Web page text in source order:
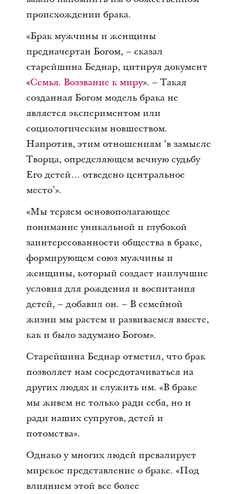
происхождении брака.
«Брак мужчины и женщины
предначертан Богом, – сказал
старейшина Беднар, цитируя документ
«Семья. Воззвание к миру». – Такая
созданная Богом модель брака не
является экспериментом или
социологическим новшеством.
Напротив, этим отношениям ‘в замысле
Творца, определяющем вечную судьбу
Его детей… отведено центральное
место’».
«Мы теряем основополагающее
понимание уникальной и глубокой
заинтересованности общества в браке,
формирующем союз мужчины и
женщины, который создает наилучшие
условия для рождения и воспитания
детей, – добавил он. – В семейной
жизни мы растем и развиваемся вместе,
как и было задумано Богом».
Старейшина Беднар отметил, что брак
позволяет нам сосредотачиваться на
других людях и служить им. «В браке
мы живем не только ради себя, но и
ради наших супругов, детей и
потомства».
Однако у многих людей превалирует
мирское представление о браке. «Под
влиянием этой все более